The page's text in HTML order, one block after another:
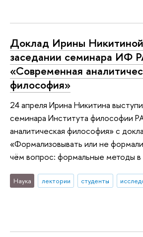
Доклад Ирины
заседании семинара ИФ
«Современная
философия»
24 апреля Ирина Никитина
семинара Института философии
аналитическая философия» с
«Формализовывать или не
чём вопрос: формальные методы
Наука лектории студенты